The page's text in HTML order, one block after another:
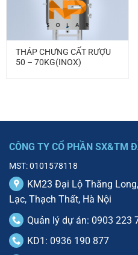
THÁP CHƯNG CẤT RƯỢU
50 – 70KG(INOX)
CÔNG TY CỔ PHẦN SX&TM
MST: 0101578118
KM23 Đại Lộ Thăng
Lạc, Thạch Thất, Hà Nội
Quản lý dự án: 0903 223
KD1: 0936 190 877